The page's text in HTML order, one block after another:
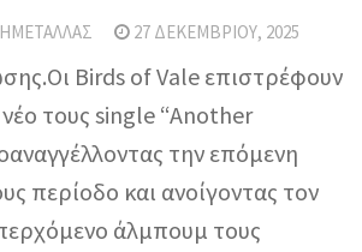
27 ΔΕΚΕΜΒΡΊΟΥ, 2025
Birds of Vale επιστρέφουν
τους single “Another
την επόμενη
περίοδο και ανοίγοντας τον
άλμπουμ τους